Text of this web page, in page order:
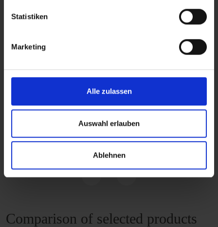
Statistiken
Marketing
Alle zulassen
Auswahl erlauben
Ablehnen
READ MORE
Comparison of selected products